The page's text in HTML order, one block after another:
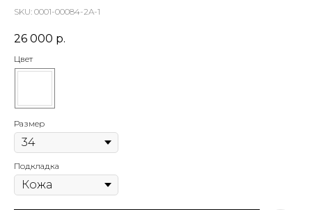
SKU: 0001-00084-2A-1
26 000 р.
Цвет
Размер
Подкладка